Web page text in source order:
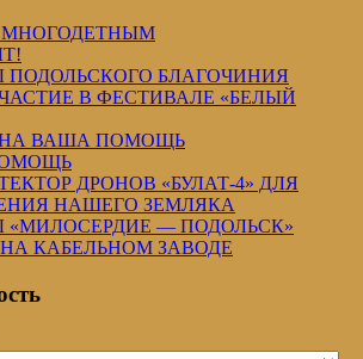
ПОДОЛЬСКОГО БЛАГОЧИНИЯ
В ФЕСТИВАЛЕ «БЕЛЫЙ
ВАША ПОМОЩЬ
ДРОНОВ «БУЛАТ-4» ДЛЯ
НАШЕГО ЗЕМЛЯКА
«МИЛОСЕРДИЕ — ПОДОЛЬСК»
КАБЕЛЬНОМ ЗАВОДЕ